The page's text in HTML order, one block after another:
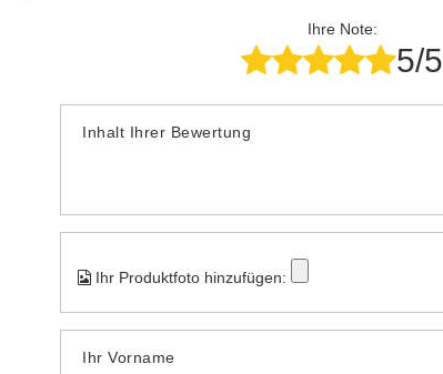
Ihre Note:
5/5
Inhalt Ihrer Bewertung
Ihr Produktfoto hinzufügen:
Ihr Vorname